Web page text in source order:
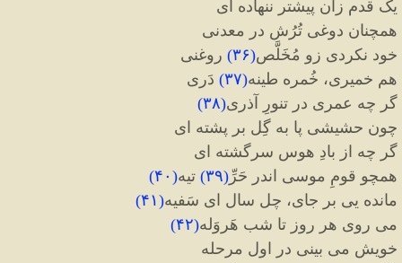
یک قدم زآن پیشتر ننهاده ای
همچنان دوغی تُرُش در معدنی
خود نکردی زو مُخَلَّص(۳۶) روغنی
هم خمیری، خُمره طینه(۳۷) دَری
گر چه عمری در تنورِ آذری(۳۸)
چون حشیشی پا به گِل بر پشته ای
گر چه از بادِ هوس سرگشته ای
همچو قومِ موسی اندر حَرِّ(۳۹) تیه( ۴۰)
مانده یی بر جای، چل سال ای سَفیه(۴۱)
می روی هر روز تا شب هَروَله(۴۲)
خویش می بینی در اول مرحله